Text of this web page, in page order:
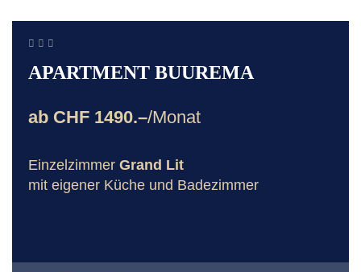
APARTMENT BUUREMA
ab CHF 1490.–/Monat
Einzelzimmer Grand Lit
mit eigener Küche und Badezimmer